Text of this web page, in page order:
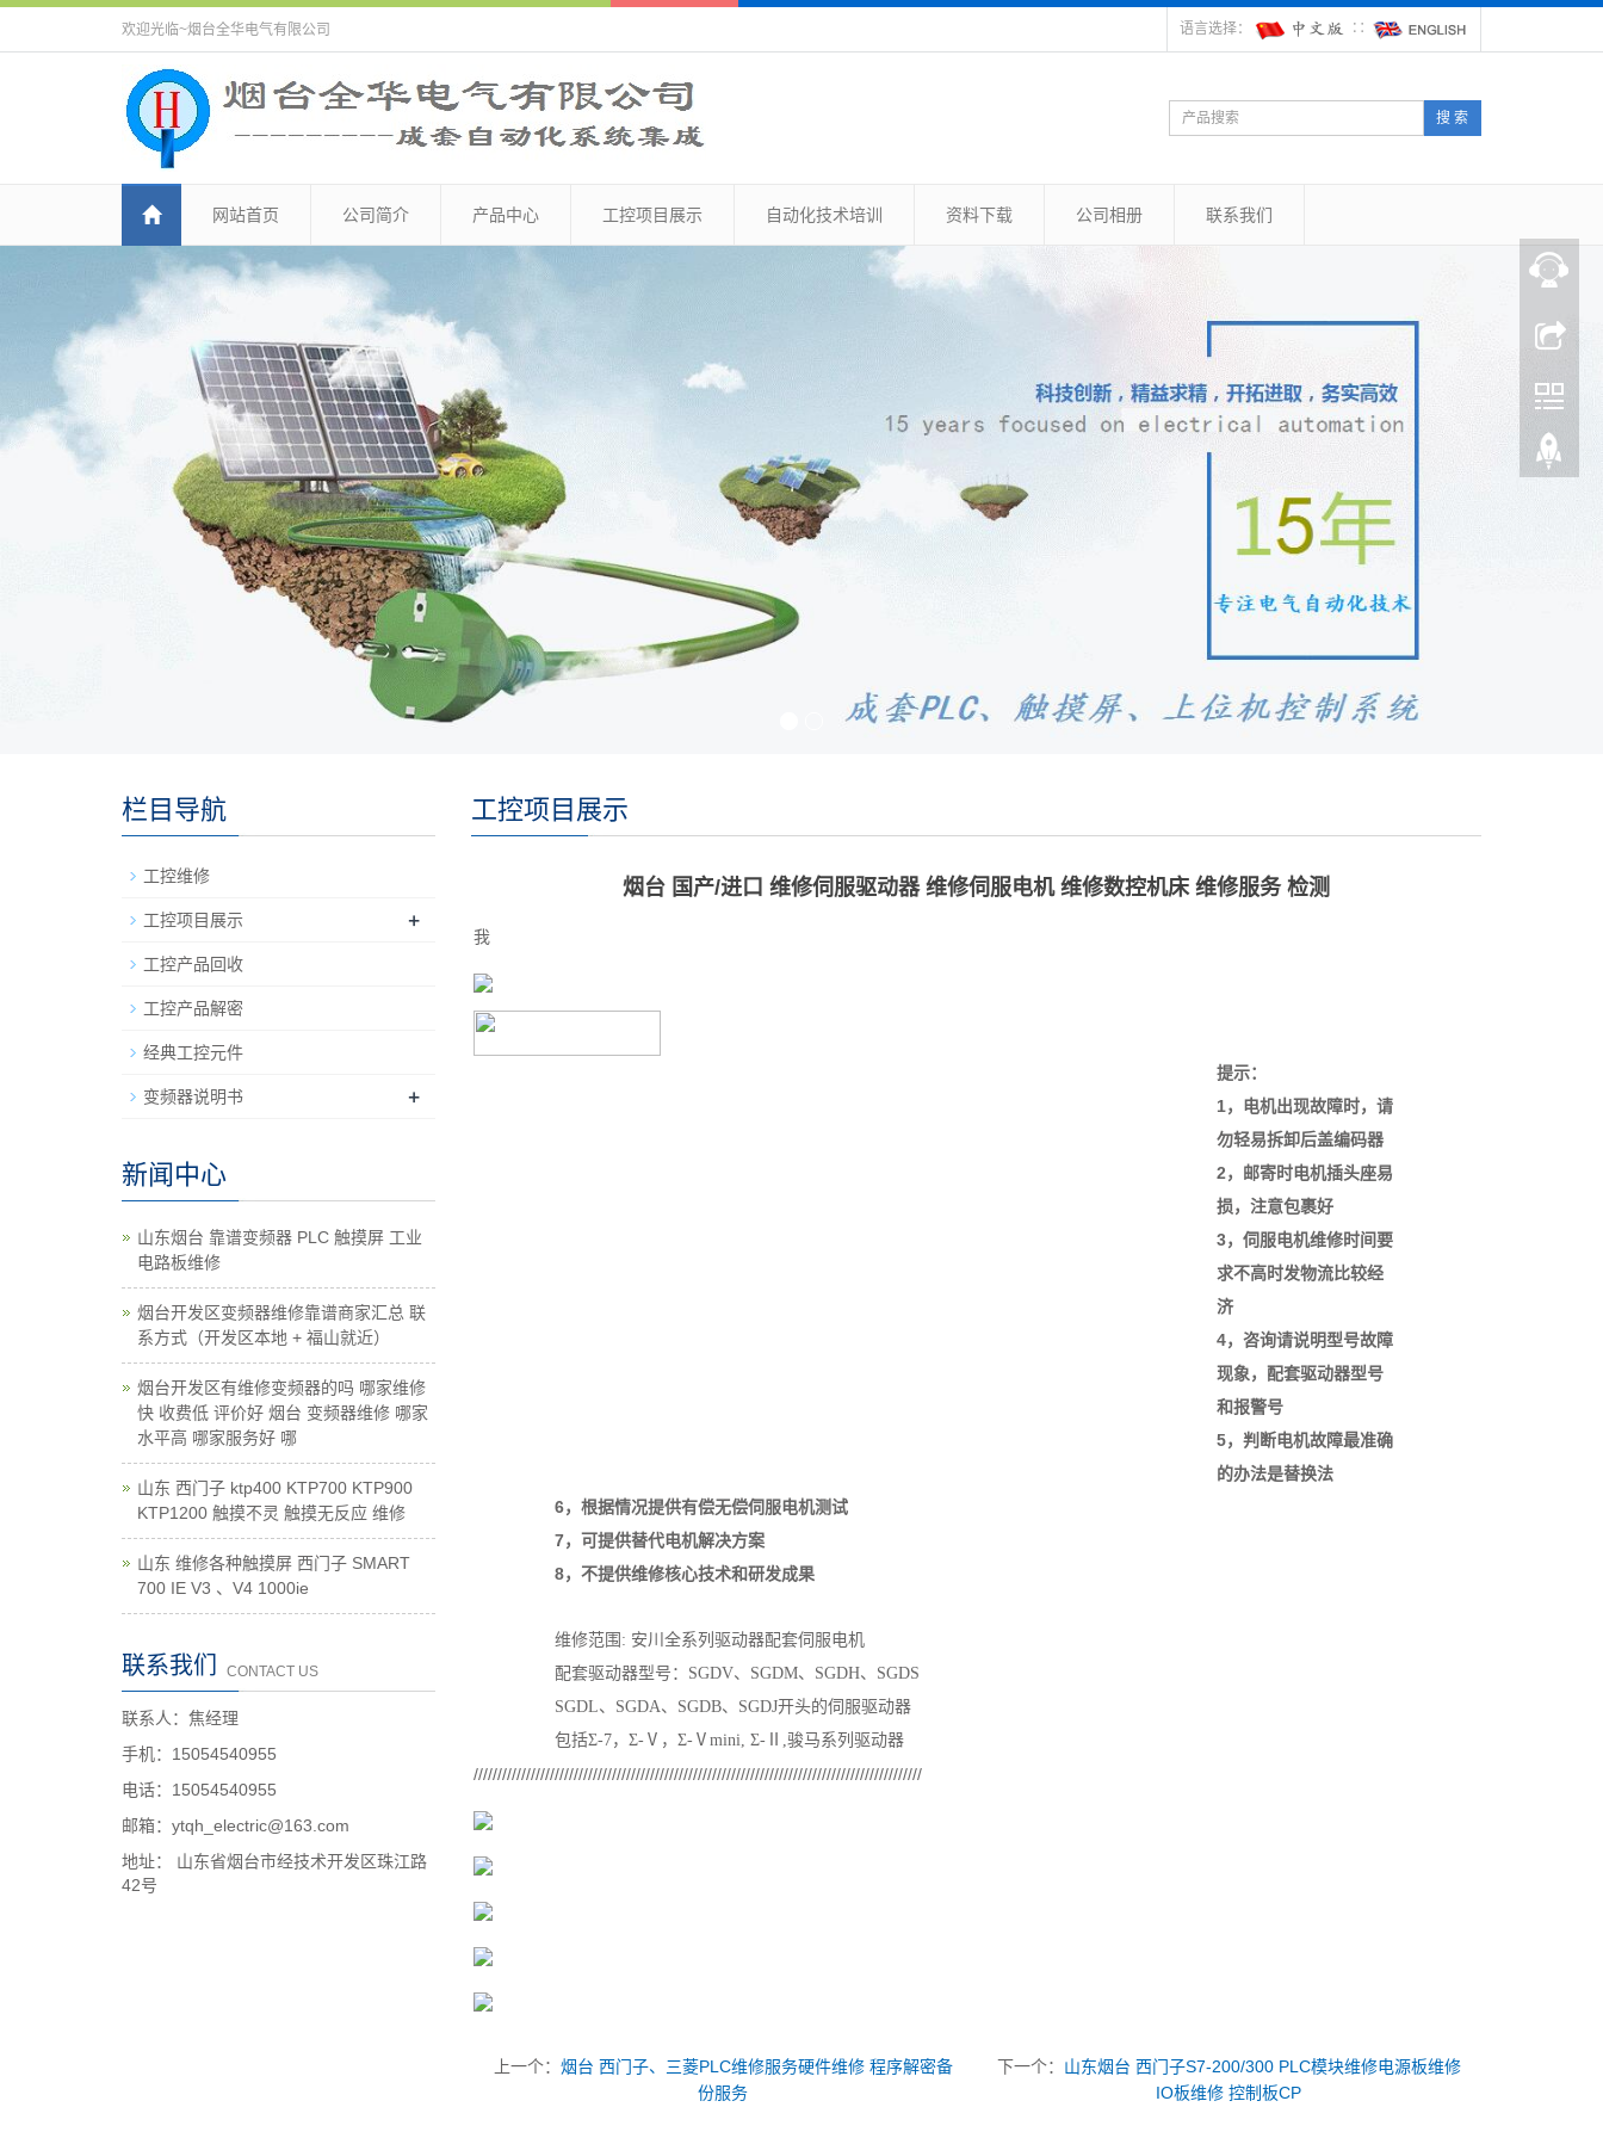
欢迎光临~烟台全华电气有限公司 语言选择： ∷
搜 索
网站首页 公司简介 产品中心 工控项目展示 自动化技术培训 资料下载 公司相册 联系我们
工控项目展示
烟台 国产/进口 维修伺服驱动器 维修伺服电机 维修数控机床 维修服务 检测
我
提示：
1，电机出现故障时，请
勿轻易拆卸后盖编码器
2，邮寄时电机插头座易
损，注意包裹好
3，伺服电机维修时间要
求不高时发物流比较经
济
4，咨询请说明型号故障
现象，配套驱动器型号
和报警号
5，判断电机故障最准确
的办法是替换法
6，根据情况提供有偿无偿伺服电机测试
7，可提供替代电机解决方案
8，不提供维修核心技术和研发成果
维修范围: 安川全系列驱动器配套伺服电机
配套驱动器型号：SGDV、SGDM、SGDH、SGDS
SGDL、SGDA、SGDB、SGDJ开头的伺服驱动器
包括Σ-7，Σ-Ⅴ，Σ-Ⅴmini, Σ-Ⅱ,骏马系列驱动器
//////////////////////////////////////////////////////////////////////////////////////////////
上一个： 烟台 西门子、三菱PLC维修服务硬件维修 程序解密备
份服务
下一个： 山东烟台 西门子S7-200/300 PLC模块维修电源板维修
IO板维修 控制板CP
栏目导航
工控维修
工控项目展示 +
工控产品回收
工控产品解密
经典工控元件
变频器说明书 +
新闻中心
山东烟台 靠谱变频器 PLC 触摸屏 工业
电路板维修
烟台开发区变频器维修靠谱商家汇总 联
系方式（开发区本地 + 福山就近）
烟台开发区有维修变频器的吗 哪家维修
快 收费低 评价好 烟台 变频器维修 哪家
水平高 哪家服务好 哪
山东 西门子 ktp400 KTP700 KTP900
KTP1200 触摸不灵 触摸无反应 维修
山东 维修各种触摸屏 西门子 SMART
700 IE V3 、V4 1000ie
联系我们 CONTACT US
联系人：焦经理
手机：15054540955
电话：15054540955
邮箱：ytqh_electric@163.com
地址： 山东省烟台市经技术开发区珠江路
42号